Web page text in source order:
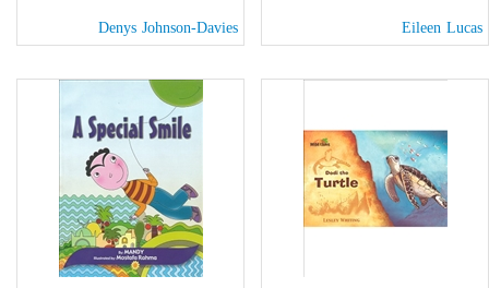
Eileen Lucas
Denys Johnson-Davies